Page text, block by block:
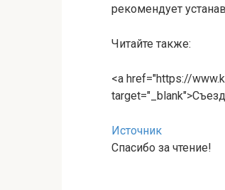
рекомендует
Читайте также:
<a href="https://
Источник
Спасибо за чтение!